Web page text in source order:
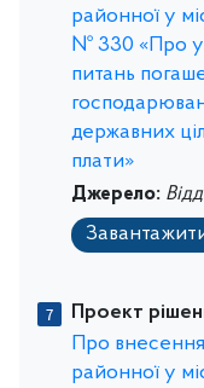
районної у
№ 330 «Про
питань
державних
плати»
Джерело:
Проект
Про
районної у